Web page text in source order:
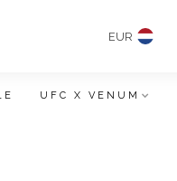
EUR
UFC X VENUM